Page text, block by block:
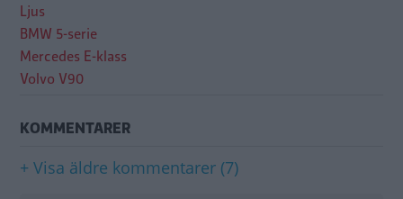
Ljus
BMW 5-serie
Mercedes E-klass
Volvo V90
KOMMENTARER
+ Visa äldre kommentarer (7)